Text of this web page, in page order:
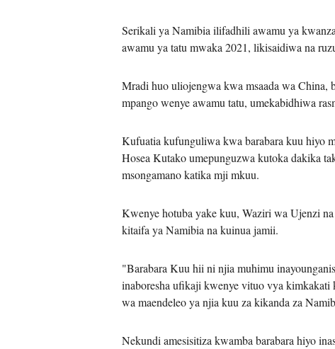
Serikali ya Namibia ilifadhili awamu ya
awamu ya tatu mwaka 2021, likisaidiwa na
Mradi huo uliojengwa kwa msaada wa China,
mpango wenye awamu tatu, umekabidhiwa
Kufuatia kufunguliwa kwa barabara kuu hiyo
Hosea Kutako umepunguzwa kutoka dakika
msongamano katika mji mkuu.
Kwenye hotuba yake kuu, Waziri wa Ujenzi
kitaifa ya Namibia na kuinua jamii.
"Barabara Kuu hii ni njia muhimu
inaboresha ufikaji kwenye vituo vya kimkakati
wa maendeleo ya njia kuu za kikanda za
Nekundi amesisitiza kwamba barabara hiyo